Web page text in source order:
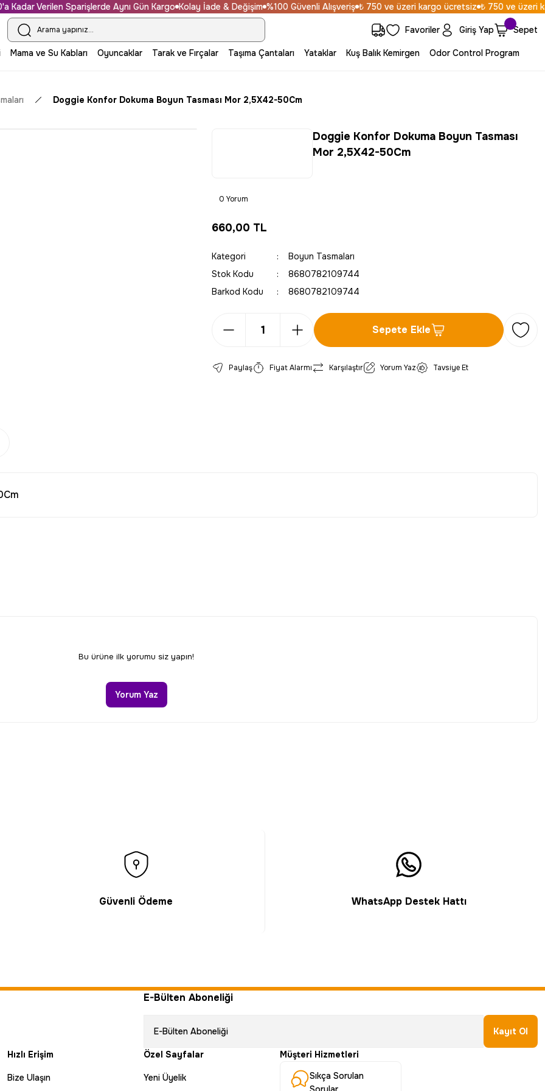
Verilen Sparişlerde Aynı Gün Kargo Kolay İade & Değişim %100 Güvenli Alışveriş ₺ 750 ve üzeri kargo ücretsiz ₺ 750 ve üzeri
Favoriler Giriş Yap Sepet
Mama ve Su Kabları Oyuncaklar Tarak ve Fırçalar Taşıma Çantaları Yataklar Kuş Balık Kemirgen Odor Control Program
Doggie Konfor Dokuma Boyun Tasması Mor 2,5X42-50Cm
Doggie Konfor Dokuma Boyun Tasması
Mor 2,5X42-50Cm
0 Yorum
660,00 TL
Kategori
Boyun Tasmaları
Stok Kodu
8680782109744
Barkod Kodu
8680782109744
Sepete Ekle
Paylaş Fiyat Alarmı Karşılaştır Yorum Yaz Tavsiye Et
Bu ürüne ilk yorumu siz yapın!
Yorum Yaz
Güvenli Ödeme WhatsApp Destek Hattı
E-Bülten Aboneliği
Kayıt Ol
Hızlı Erişim
Bize Ulaşın
Özel Sayfalar
Yeni Üyelik
Müşteri Hizmetleri
Sıkça Sorulan